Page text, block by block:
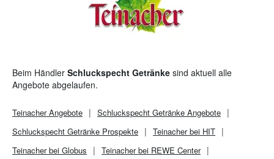
Beim Händler Schluckspecht Getränke sind aktuell alle
Angebote abgelaufen.
TeinacherAngebote Schluckspecht Getränke Angebote
Schluckspecht Getränke Prospekte
Teinacher bei HIT
Teinacher bei Globus
Teinacher bei REWE Center